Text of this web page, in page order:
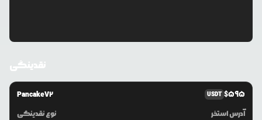
نقدینگی
PancakeV2 USDT $595
نوع نقدینگی
آدرس استخر